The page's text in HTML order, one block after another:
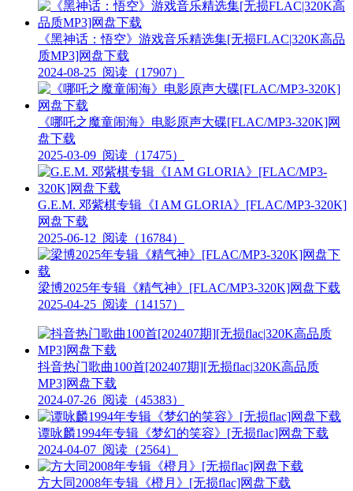
《黑神话：悟空》游戏音乐精选集[无损FLAC|320K高品
质MP3]网盘下载
2024-08-25 阅读（17907）
《哪吒之魔童闹海》电影原声大碟[FLAC/MP3-320K]网
盘下载
2025-03-09 阅读（17475）
G.E.M. 邓紫棋专辑《I AM GLORIA》[FLAC/MP3-320K]
网盘下载
2025-06-12 阅读（16784）
梁博2025年专辑《精气神》[FLAC/MP3-320K]网盘下载
2025-04-25 阅读（14157）
抖音热门歌曲100首[202407期][无损flac|320K高品质
MP3]网盘下载
2024-07-26 阅读（45383）
谭咏麟1994年专辑《梦幻的笑容》[无损flac]网盘下载
2024-04-07 阅读（2564）
方大同2008年专辑《橙月》[无损flac]网盘下载